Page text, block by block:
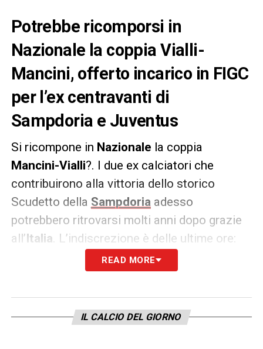
Potrebbe ricomporsi in
Nazionale la coppia Vialli-
Mancini, offerto incarico in FIGC
per l’ex centravanti di
Sampdoria e Juventus
Si ricompone in Nazionale la coppia
Mancini-Vialli?. I due ex calciatori che
contribuirono alla vittoria dello storico
Scudetto della Sampdoriaadesso
potrebbero ritrovarsi molti anni dopo grazie
all’ Italia . L’indiscrezione è delle ultime ore:
potrebbe fare il capo
delegazione della Nazionale italiana ai
ricomporsi la storica coppia gol con Roberto
READ MORE
IL CALCIO DEL GIORNO